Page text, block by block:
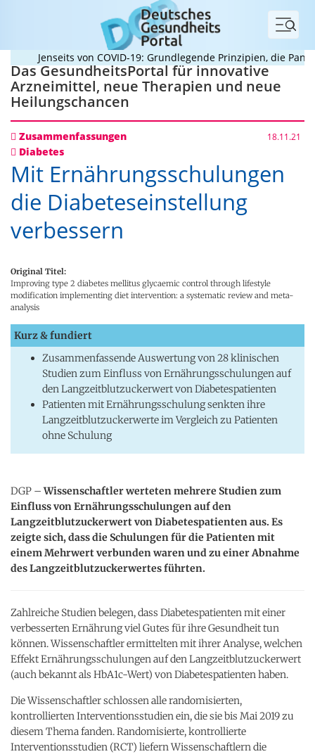
Menü
Jenseits von COVID-19: Grundlegende Prinzipien, die
Das GesundheitsPortal für innovative
Arzneimittel, neue Therapien und neue
Heilungschancen
Zusammenfassungen 18.11.21
Diabetes
Mit Ernährungsschulungen
die Diabeteseinstellung
verbessern
Original Titel:
Improving type 2 diabetes mellitus glycaemic control through lifestyle
modification implementing diet intervention: a systematic review and meta-
analysis
Kurz & fundiert
Zusammenfassende Auswertung von 28 klinischen
Studien zum Einfluss von Ernährungsschulungen auf
den Langzeitblutzuckerwert von Diabetespatienten
Patienten mit Ernährungsschulung senkten ihre
Langzeitblutzuckerwerte im Vergleich zu Patienten
ohne Schulung
DGP –Wissenschaftler werteten mehrere Studien zum
Einfluss von Ernährungsschulungen auf den
Langzeitblutzuckerwert von Diabetespatienten aus. Es
zeigte sich, dass die Schulungen für die Patienten mit
einem Mehrwert verbunden waren und zu einer Abnahme
des Langzeitblutzuckerwertes führten.
Zahlreiche Studien belegen, dass Diabetespatienten mit einer
verbesserten Ernährung viel Gutes für ihre Gesundheit tun
können. Wissenschaftler ermittelten mit ihrer Analyse, welchen
Effekt Ernährungsschulungen auf den Langzeitblutzuckerwert
(auch bekannt als HbA1c-Wert) von Diabetespatienten haben.
Die Wissenschaftler schlossen alle randomisierten,
kontrollierten Interventionsstudien ein, die sie bis Mai 2019 zu
diesem Thema fanden. Randomisierte, kontrollierte
Interventionsstudien (RCT) liefern Wissenschaftlern die